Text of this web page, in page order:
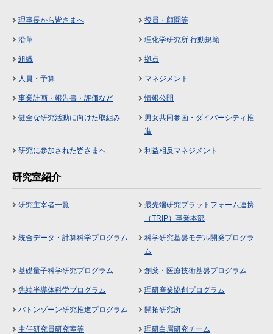
理事長から皆さまへ 役員・顧問等
沿革 理化学研究所 行動規範
組織 拠点
人員・予算 マネジメント
事業計画・報告書・評価など 情報公開
健全な研究活動に向けた取組み
男女共同参画・ダイバーシティ推
進
研究に参加された皆さまへ 利益相反マネジメント
研究室紹介
研究主宰者一覧
最先端研究プラットフォーム連携
（TRIP）事業本部
統合データ・計算科学プログラム
科学研究基盤モデル開発プログラ
ム
基礎量子科学研究プログラム 創薬・医療技術基盤プログラム
先端半導体科学プログラム 理研産業協創プログラム
バトンゾーン研究推進プログラム 開拓研究所
主任研究員研究室等 理研白眉研究チーム